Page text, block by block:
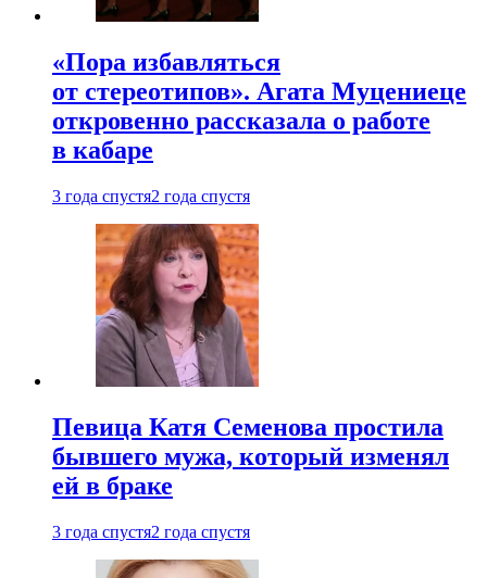
«Пора избавляться
от стереотипов». Агата Муцениеце
откровенно рассказала о работе
в кабаре
3 года спустя2 года спустя
Певица Катя Семенова простила
бывшего мужа, который изменял
ей в браке
3 года спустя2 года спустя